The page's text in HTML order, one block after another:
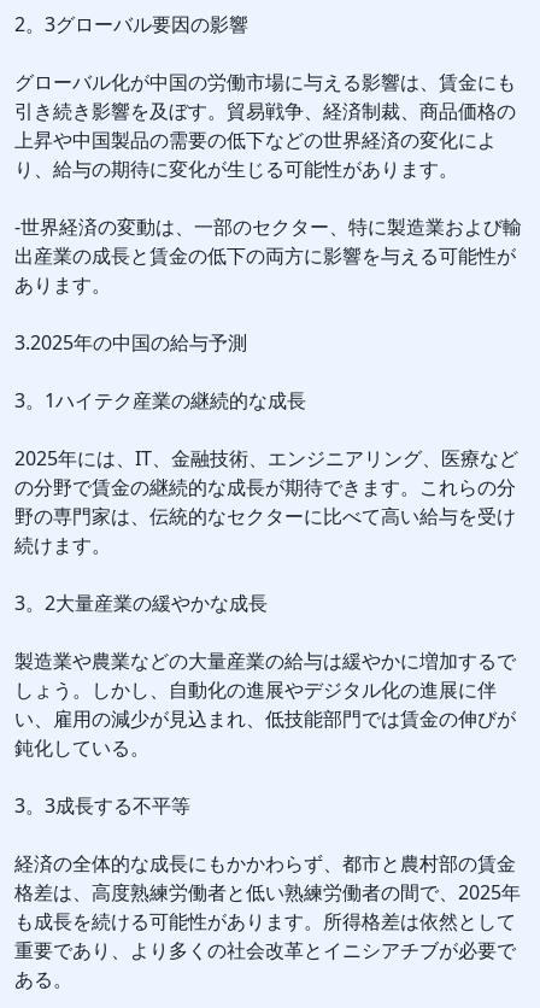
2。3グローバル要因の影響
グローバル化が中国の労働市場に与える影響は、賃金にも
引き続き影響を及ぼす。貿易戦争、経済制裁、商品価格の
上昇や中国製品の需要の低下などの世界経済の変化によ
り、給与の期待に変化が生じる可能性があります。
-世界経済の変動は、一部のセクター、特に製造業および輸
出産業の成長と賃金の低下の両方に影響を与える可能性が
あります。
3.2025年の中国の給与予測
3。1ハイテク産業の継続的な成長
2025年には、IT、金融技術、エンジニアリング、医療など
の分野で賃金の継続的な成長が期待できます。これらの分
野の専門家は、伝統的なセクターに比べて高い給与を受け
続けます。
3。2大量産業の緩やかな成長
製造業や農業などの大量産業の給与は緩やかに増加するで
しょう。しかし、自動化の進展やデジタル化の進展に伴
い、雇用の減少が見込まれ、低技能部門では賃金の伸びが
鈍化している。
3。3成長する不平等
経済の全体的な成長にもかかわらず、都市と農村部の賃金
格差は、高度熟練労働者と低い熟練労働者の間で、2025年
も成長を続ける可能性があります。所得格差は依然として
重要であり、より多くの社会改革とイニシアチブが必要で
ある。